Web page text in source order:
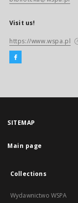
Visit us!
https://www.wspa.pl
SITEMAP
Main page
Collections
Wydawnictwo WSPA